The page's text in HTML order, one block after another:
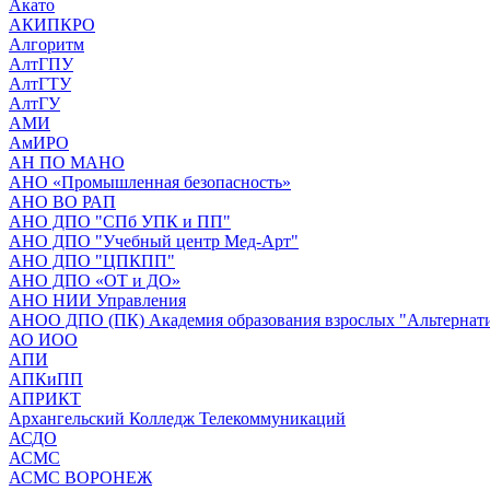
Акато
АКИПКРО
Алгоритм
АлтГПУ
АлтГТУ
АлтГУ
АМИ
АмИРО
АН ПО МАНО
АНО «Промышленная безопасность»
АНО ВО РАП
АНО ДПО "СПб УПК и ПП"
АНО ДПО "Учебный центр Мед-Арт"
АНО ДПО "ЦПКПП"
АНО ДПО «ОТ и ДО»
АНО НИИ Управления
АНОО ДПО (ПК) Академия образования взрослых
АО ИОО
АПИ
АПКиПП
АПРИКТ
Архангельский Колледж Телекоммуникаций
АСДО
АСМС
АСМС ВОРОНЕЖ